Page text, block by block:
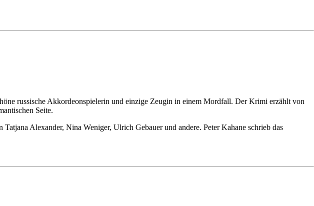
russische Akkordeonspielerin und einzige Zeugin in einem Mordfall. Der Krimi erzählt von
Seite.
Alexander, Nina Weniger, Ulrich Gebauer und andere. Peter Kahane schrieb das